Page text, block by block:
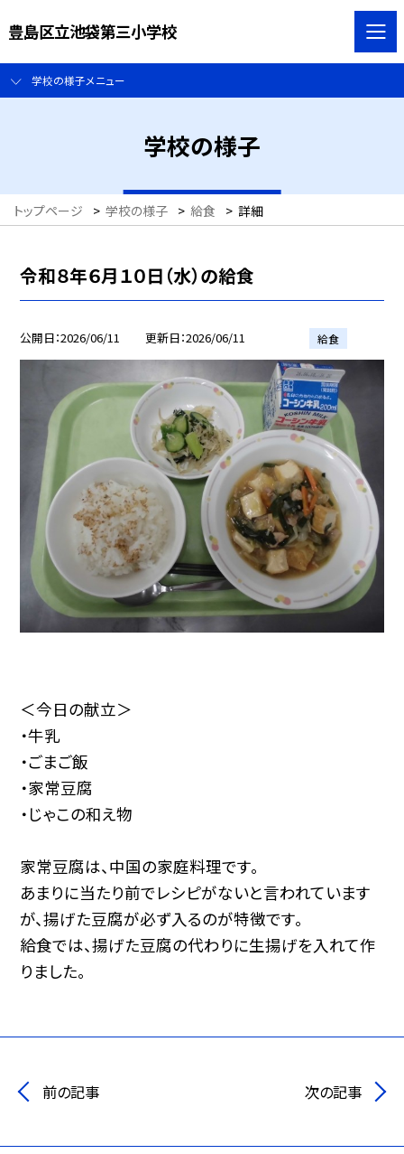
豊島区立池袋第三小学校
学校の様子メニュー
学校の様子
トップページ > 学校の様子 > 給食 > 詳細
令和８年６月１０日（水）の給食
公開日 2026/06/11 更新日 2026/06/11 給食
＜今日の献立＞
・牛乳
・ごまご飯
・家常豆腐
・じゃこの和え物
家常豆腐は、中国の家庭料理です。
あまりに当たり前でレシピがないと言われています
が、揚げた豆腐が必ず入るのが特徴です。
給食では、揚げた豆腐の代わりに生揚げを入れて作
りました。
前の記事 次の記事